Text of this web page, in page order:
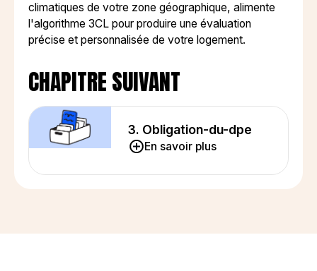
climatiques de votre zone géographique, alimente
l'algorithme 3CL pour produire une évaluation
précise et personnalisée de votre logement.
CHAPITRE SUIVANT
3. Obligation-du-dpe
En savoir plus